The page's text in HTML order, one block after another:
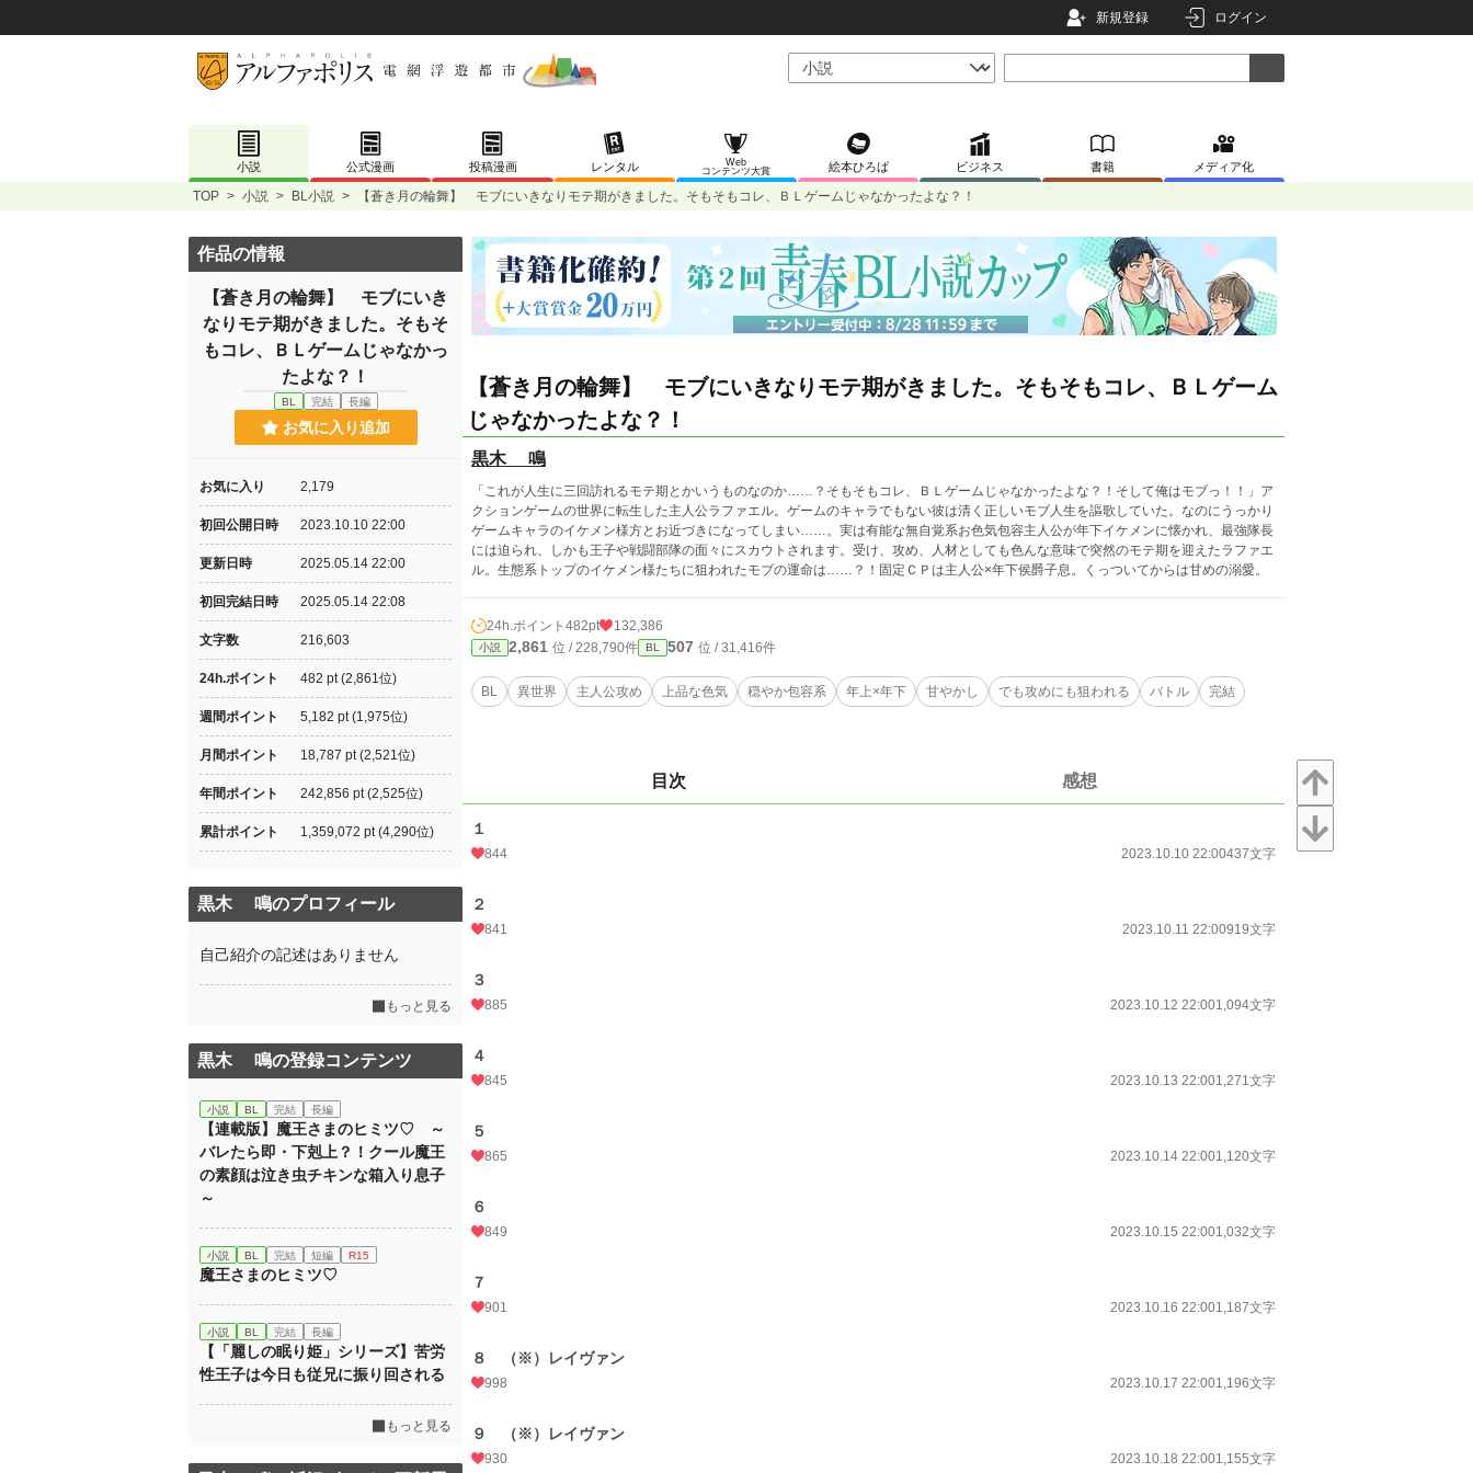
新規登録 ログイン
小説 公式漫画 投稿漫画 レンタル
Web
コンテンツ大賞
絵本ひろば ビジネス 書籍 メディア化
TOP > 小説 > BL小説 > 【蒼き月の輪舞】 モブにいきなりモテ期がきました。そもそもコレ、ＢＬゲームじゃなかったよな？！
【蒼き月の輪舞】 モブにいきなりモテ期がきました。そもそもコレ、ＢＬゲーム
じゃなかったよな？！
黒木 鳴
「これが人生に三回訪れるモテ期とかいうものなのか……？そもそもコレ、ＢＬゲームじゃなかったよな？！そして俺はモブっ！！」ア
クションゲームの世界に転生した主人公ラファエル。ゲームのキャラでもない彼は清く正しいモブ人生を謳歌していた。なのにうっかり
ゲームキャラのイケメン様方とお近づきになってしまい……。実は有能な無自覚系お色気包容主人公が年下イケメンに懐かれ、最強隊長
には迫られ、しかも王子や戦闘部隊の面々にスカウトされます。受け、攻め、人材としても色んな意味で突然のモテ期を迎えたラファエ
ル。生態系トップのイケメン様たちに狙われたモブの運命は……？！固定ＣＰは主人公×年下侯爵子息。くっついてからは甘めの溺愛。
24h.ポイント 482pt 132,386
小説 2,861 位 / 228,790件 BL 507 位 / 31,416件
BL 異世界 主人公攻め 上品な色気 穏やか包容系 年上×年下 甘やかし でも攻めにも狙われる バトル 完結
目次 感想
１
844 2023.10.10 22:00437文字
２
841 2023.10.11 22:00919文字
３
885 2023.10.12 22:001,094文字
４
845 2023.10.13 22:001,271文字
５
865 2023.10.14 22:001,120文字
６
849 2023.10.15 22:001,032文字
７
901 2023.10.16 22:001,187文字
８ （※）レイヴァン
998 2023.10.17 22:001,196文字
９ （※）レイヴァン
930 2023.10.18 22:001,155文字
作品の情報
【蒼き月の輪舞】 モブにいき
なりモテ期がきました。そもそ
もコレ、ＢＬゲームじゃなかっ
たよな？！
BL 完結 長編
お気に入り追加
お気に入り 2,179
初回公開日時 2023.10.10 22:00
更新日時 2025.05.14 22:00
初回完結日時 2025.05.14 22:08
文字数 216,603
24h.ポイント 482 pt (2,861位)
週間ポイント 5,182 pt (1,975位)
月間ポイント 18,787 pt (2,521位)
年間ポイント 242,856 pt (2,525位)
累計ポイント 1,359,072 pt (4,290位)
黒木 鳴のプロフィール
自己紹介の記述はありません
もっと見る
黒木 鳴の登録コンテンツ
小説 BL 完結 長編
【連載版】魔王さまのヒミツ♡ ～
バレたら即・下剋上？！クール魔王
の素顔は泣き虫チキンな箱入り息子
～
小説 BL 完結 短編 R15
魔王さまのヒミツ♡
小説 BL 完結 長編
【「麗しの眠り姫」シリーズ】苦労
性王子は今日も従兄に振り回される
もっと見る